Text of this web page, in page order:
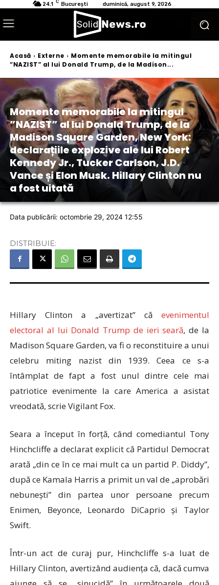
24.1 C București duminică, august 9, 2026
Acasă Externe
Momente memorabile la mitingul
”NAZIST” al lui Donald Trump, de la Madison...
Momente memorabile la mitingul
”NAZIST” al lui Donald Trump, de la
Madison Square Garden, New York:
declarațiile explozive ale lui Robert
Kennedy Jr., Tucker Carlson, J.D.
Vance și Elon Musk. Hillary Clinton nu
a fost uitată
Data publicării: octombrie 29, 2024 12:55
DISTRIBUIE:
Hillary Clinton a „avertizat” că evenimentul
electoral al lui Donald Trump de ieri seară, de la
Madison Square Garden, va fi o reconstituire a unui
celebru miting nazist din 1939. Ceea ce s-a
întâmplat de fapt a fost unul dintre cele mai
patriotice evenimente la care America a asistat
vreodată, scrie Vigilant Fox.
Seara a început în forță, când comediantul Tony
Hinchcliffe a declarat explicit că Partidul Democrat
arată „din ce în ce mai mult ca un partid P. Diddy”,
după ce Kamala Harris a primit un val de „aprobări
nebunești” din partea unor persoane precum
Enimen, Beyonce, Leonardo DiCaprio și Taylor
Swift.
Într-un act de curaj pur, Hinchcliffe s-a luat de
Hillary Clinton, avertizând audiența că, dacă cumva